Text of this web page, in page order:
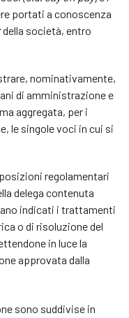
portati a conoscenza
della società, entro
nominativamente,
di amministrazione e
aggregata, per i
le singole voci in cui si
regolamentari
delega contenuta
indicati i trattamenti
o di risoluzione del
in luce la
approvata dalla
sono suddivise in